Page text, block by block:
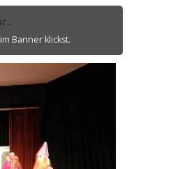
Banner klickst.